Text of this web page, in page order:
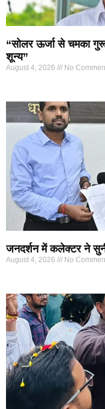
“सोलर ऊर्जा से चमका
शून्य”
August 4, 2026 No
जनदर्शन में कलेक्टर ने
August 4, 2026 No